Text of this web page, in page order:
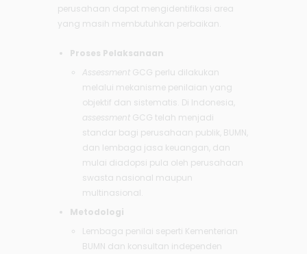
perusahaan dapat mengidentifikasi area
yang masih membutuhkan perbaikan.
Proses Pelaksanaan
Assessment GCG perlu dilakukan
melalui mekanisme penilaian yang
objektif dan sistematis. Di Indonesia,
assessment GCG telah menjadi
standar bagi perusahaan publik, BUMN,
dan lembaga jasa keuangan, dan
mulai diadopsi pula oleh perusahaan
swasta nasional maupun
multinasional.
Metodologi
Lembaga penilai seperti Kementerian
BUMN dan konsultan independen